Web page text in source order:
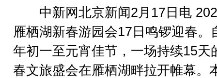
中新网北京新闻2月17日电
雁栖湖新春游园会17日鸣锣迎春。
年初一至元宵佳节，一场持续15天
春文旅盛会在雁栖湖畔拉开帷幕。